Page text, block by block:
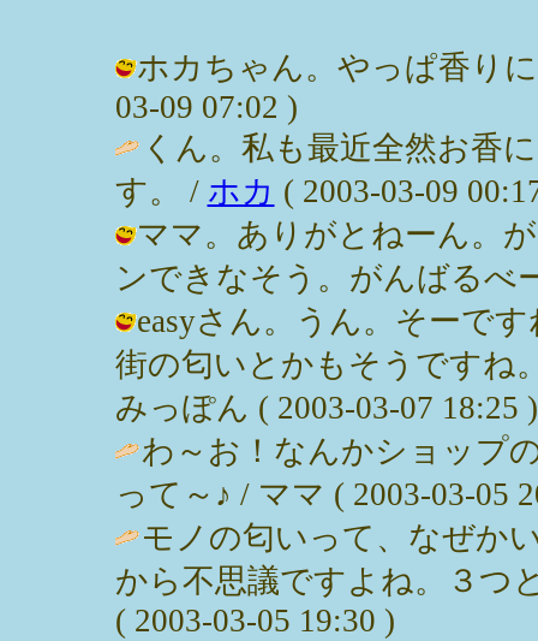
ホカちゃん。やっぱ香り
03-09 07:02 )
くん。私も最近全然お香
す。 / ホカ ( 2003-03-09
ママ。ありがとねーん。
ンできなそう。がんばるべ
easyさん。うん。そーで
街の匂いとかもそうですね
みっぽん ( 2003-03-07 18:25 )
わ～お！なんかショップ
って～♪ / ママ ( 2003-03-05
モノの匂いって、なぜか
から不思議ですよね。３つ
( 2003-03-05 19:30 )